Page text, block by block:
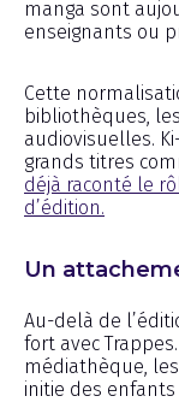
manga sont
enseignants ou
Cette
bibliothèques,
audiovisuelles.
grands titres
déjà raconté le
d’édition.
Un
Au-delà de
fort avec
médiathèque,
initie des